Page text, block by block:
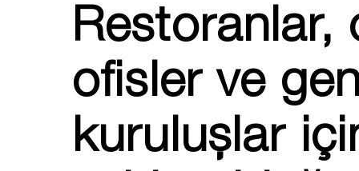
Restoranlar,
ofisler ve
kuruluşlar